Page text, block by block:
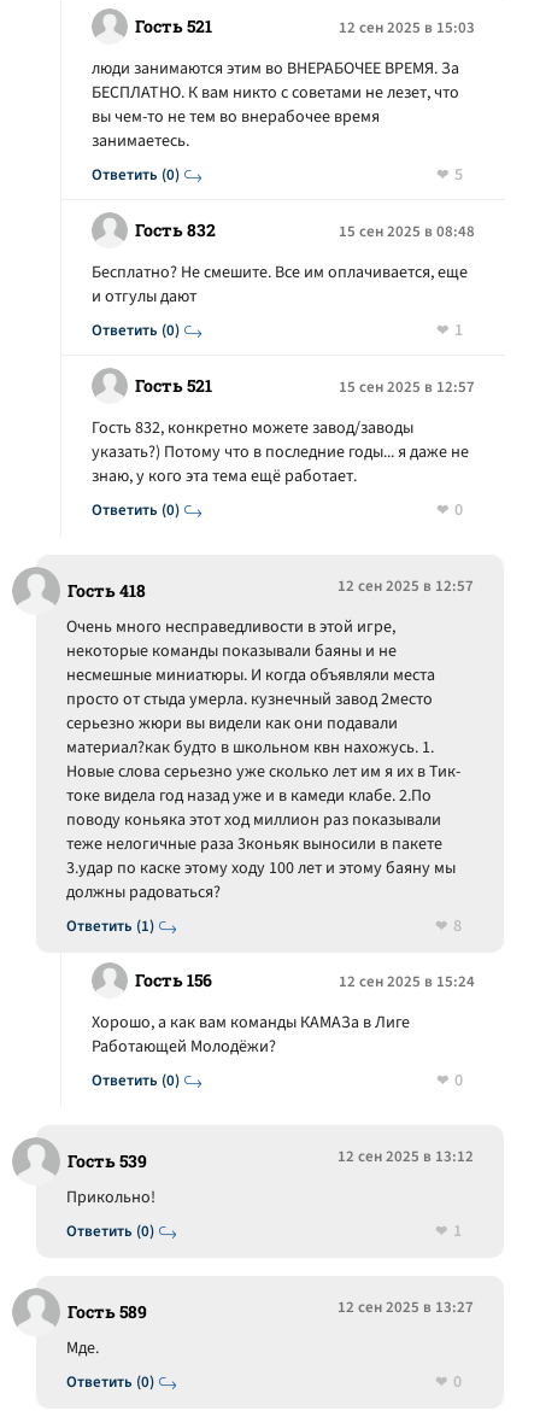
Гость 521 12 сен 2025 в 15:03
Ответить (0)
люди занимаются этим во ВНЕРАБОЧЕЕ ВРЕМЯ. За
БЕСПЛАТНО. К вам никто с советами не лезет, что
вы чем-то не тем во внерабочее время
занимаетесь.
5
Гость 832 15 сен 2025 в 08:48
Ответить (0)
Бесплатно? Не смешите. Все им оплачивается, еще
и отгулы дают
1
Гость 521 15 сен 2025 в 12:57
Ответить (0)
Гость 832, конкретно можете завод/заводы
указать?) Потому что в последние годы... я даже не
знаю, у кого эта тема ещё работает.
0
Гость 418 12 сен 2025 в 12:57
Ответить (1)
Очень много несправедливости в этой игре,
некоторые команды показывали баяны и не
несмешные миниатюры. И когда объявляли места
просто от стыда умерла. кузнечный завод 2место
серьезно жюри вы видели как они подавали
материал?как будто в школьном квн нахожусь. 1.
Новые слова серьезно уже сколько лет им я их в Тик-
токе видела год назад уже и в камеди клабе. 2.По
поводу коньяка этот ход миллион раз показывали
теже нелогичные раза 3коньяк выносили в пакете
3.удар по каске этому ходу 100 лет и этому баяну мы
должны радоваться?
8
Гость 156 12 сен 2025 в 15:24
Ответить (0)
Хорошо, а как вам команды КАМАЗа в Лиге
Работающей Молодёжи?
0
Гость 539 12 сен 2025 в 13:12
Ответить (0)
Прикольно!
1
Гость 589 12 сен 2025 в 13:27
Ответить (0)
Мде.
0